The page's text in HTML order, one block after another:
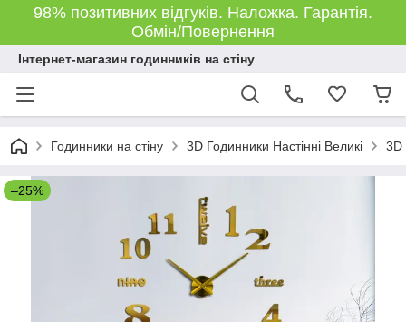
98% позитивних відгуків. Наложка. Гарантія.
Обмін/Повернення
Інтернет-магазин годинників на стіну
Годинники на стіну 3D Годинники Настінні Великі 3D
–25%